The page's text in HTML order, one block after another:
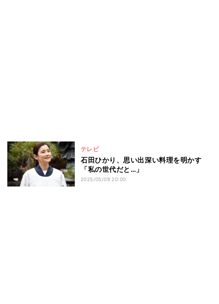
テレビ
石田ひかり、思い出深い料理を明かす
「私の世代だと…」
2025/05/09 20:00